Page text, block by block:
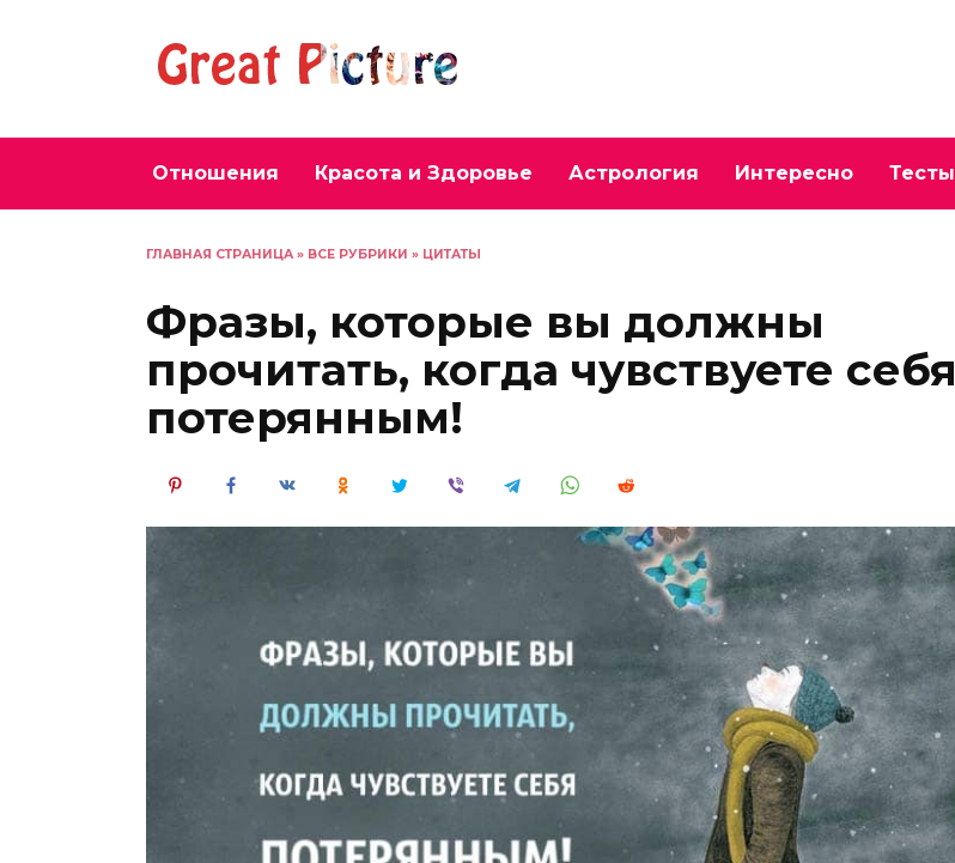
Отношения Красота и Здоровье Астрология Интересно Тесты
ГЛАВНАЯ СТРАНИЦА » ВСЕ РУБРИКИ » ЦИТАТЫ
Фразы, которые вы должны
прочитать, когда чувствуете себя
потерянным!